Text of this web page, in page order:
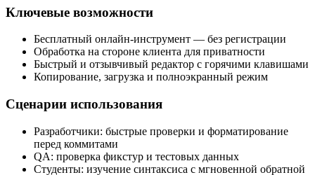
Ключевые возможности
Бесплатный онлайн‑инструмент — без регистрации
Обработка на стороне клиента для приватности
Быстрый и отзывчивый редактор с горячими клавишами
Копирование, загрузка и полноэкранный режим
Сценарии использования
Разработчики: быстрые проверки и форматирование
перед коммитами
QA: проверка фикстур и тестовых данных
Студенты: изучение синтаксиса с мгновенной обратной